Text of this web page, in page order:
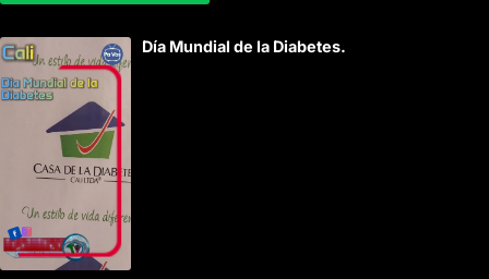
l
t
t
i
Día Mundial de la Diabetes.